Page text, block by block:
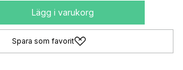
Lägg i varukorg
Spara som favorit